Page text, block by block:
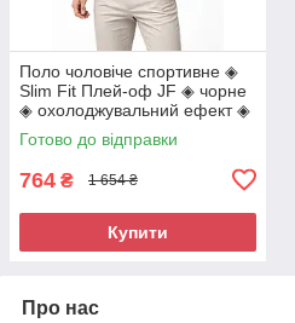
Поло чоловіче спортивне ◈
Slim Fit Плей-оф JF ◈ чорне
◈ охолоджувальний ефект ◈
еластична тканина
Готово до відправки
764 ₴ 1 654 ₴
Купити
Про нас